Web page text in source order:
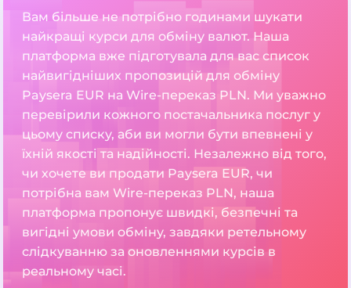
Вам більше не потрібно годинами шукати
найкращі курси для обміну валют. Наша
платформа вже підготувала для вас список
найвигідніших пропозицій для обміну
Paysera EUR на Wire-переказ PLN. Ми уважно
перевірили кожного постачальника послуг у
цьому списку, аби ви могли бути впевнені у
їхній якості та надійності. Незалежно від того,
чи хочете ви продати Paysera EUR, чи
потрібна вам Wire-переказ PLN, наша
платформа пропонує швидкі, безпечні та
вигідні умови обміну, завдяки ретельному
слідкуванню за оновленнями курсів в
реальному часі.